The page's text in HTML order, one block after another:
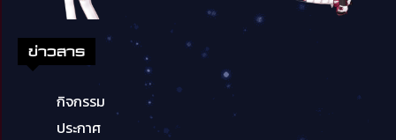
ข่าวสาร
กิจกรรม
ประกาศ